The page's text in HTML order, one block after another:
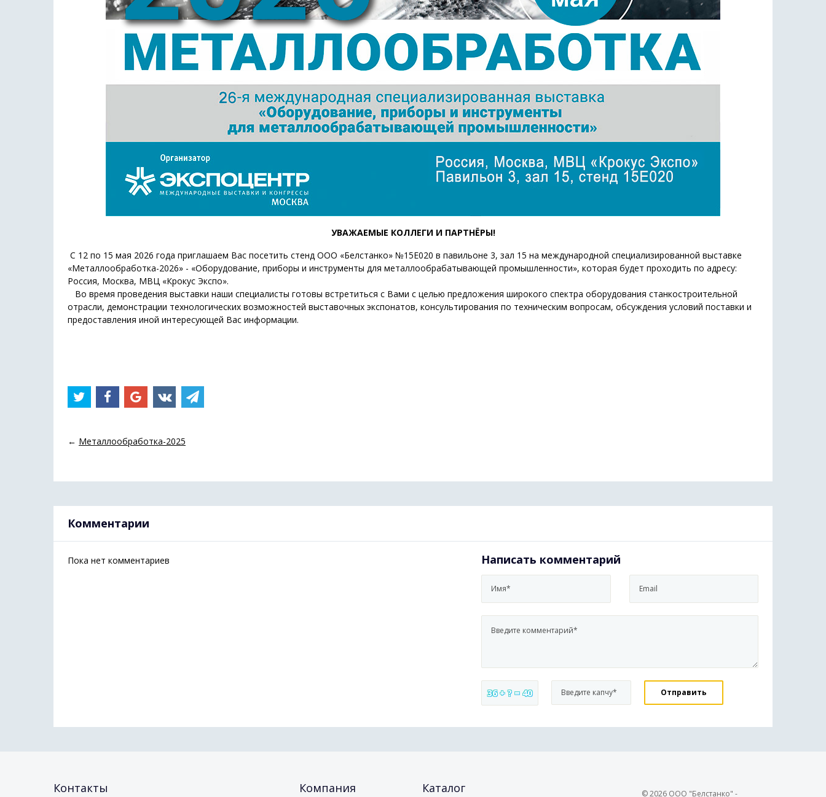
УВАЖАЕМЫЕ КОЛЛЕГИ И ПАРТНЁРЫ!
С 12 по 15 мая 2026 года приглашаем Вас посетить стенд ООО «Белстанко» №15Е020 в павильоне 3, зал 15 на международной специализированной выставке
«Металлообработка-2026» - «Оборудование, приборы и инструменты для металлообрабатывающей промышленности», которая будет проходить по адресу:
Россия, Москва, МВЦ «Крокус Экспо».
Во время проведения выставки наши специалисты готовы встретиться с Вами с целью предложения широкого спектра оборудования станкостроительной
отрасли, демонстрации технологических возможностей выставочных экспонатов, консультирования по техническим вопросам, обсуждения условий поставки и
предоставления иной интересующей Вас информации.
← Металлообработка-2025
Комментарии
Пока нет комментариев Написать комментарий
36 + ? = 40
Контакты Компания Каталог © 2026 ООО "Белстанко" -